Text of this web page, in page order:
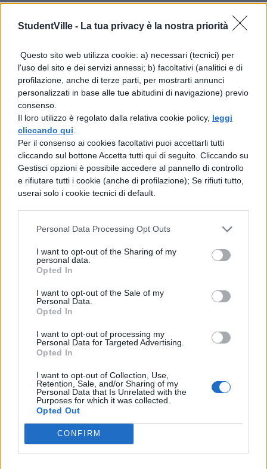
StudentVille - La tua privacy è la nostra priorità
Questo sito web utilizza cookie: a) necessari (tecnici) per
l'uso del sito e dei servizi annessi; b) facoltativi (analitici e di
profilazione, anche di terze parti, per mostrarti annunci
personalizzati in base alle tue abitudini di navigazione) previo
consenso.
Il loro utilizzo è regolato dalla relativa cookie policy, leggi
cliccando qui
Per il consenso ai cookies facoltativi puoi accettarli tutti
cliccando sul bottone Accetta tutti qui di seguito. Cliccando su
Gestisci opzioni è possibile accedere al pannello di controllo
e rifiutare tutti i cookie (anche di profilazione); Se rifiuti tutto,
userai solo i cookie tecnici di default.
Personal Data Processing Opt Outs
I want to opt-out of the Sharing of my
personal data.
Opted In
I want to opt-out of the Sale of my
Personal Data.
Opted In
I want to opt-out of processing my
Personal Data for Targeted Advertising.
Opted In
I want to opt-out of Collection, Use,
Retention, Sale, and/or Sharing of my
Personal Data that Is Unrelated with the
Purposes for which it was collected.
Opted Out
CONFIRM
Lingua comune– Secondo gli studiosi
una comunicazione è tanto più efficace
Cosa significa? Provate a parlare da adulti.
Niente slang, niente termini tratti dalla tv,
niente parolacce, o parole che potrebbero
dargli fastidio. Impegnatevi a parlare da
adulti, non vi farà male.
Sintesi– Siate brevi nell'esporre un
problema, ma precisi. Cosa significa? Che
ascoltare, ma anche di ascoltare quello che
che papà è un uomo e non ama perdersi
Rietenta sarai più fortunato
con papà non è mai una cosa semplice, e
molti potrebbero trovarsi in difficoltà
pazienza. Provate e riprovate. Trovate un
punto di collegamento, in fondo sono stati
ragazzi anche loro, ricordateglielo!